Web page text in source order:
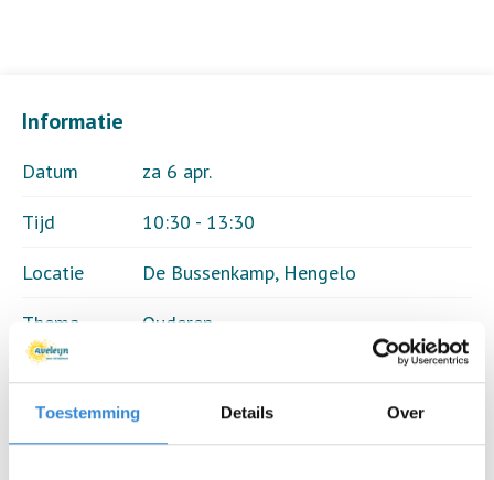
Toestemming Details Over
Informatie
Datum
za 6 apr.
Tijd
10:30 - 13:30
Locatie
De Bussenkamp, Hengelo
Thema
Ouderen
Deelnemers
35 van 35